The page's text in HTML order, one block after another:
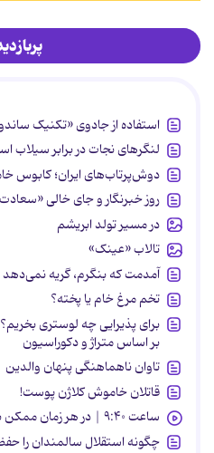
استفاده از جادوی «تکنیک
لنگرهای نجات در برابر سیلاب
دوش‌پرتاب‌های ایران؛ کابوس
روز خبرنگار و جای خالی
در مسیر تولد ابریشم
تالاب «عینک»
آمدمت که بنگرم، گریه نمی‌دهد
تخم مرغ خام یا پخته؟
برای پذیرایی چه لوستری
بر اساس متراژ و دکوراسیون
تاوان ناهماهنگی پنهان والدین
قاتلان خاموش کلاژن پوست!
ساعت ۹:۴۰ | در هر زمان ممکن باید انتقامشان را پس بدهند
چگونه استقلال سالمندان را